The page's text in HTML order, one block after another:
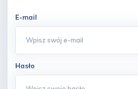
E-mail
Hasło